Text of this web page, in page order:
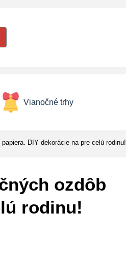
Vianočné trhy
DIY dekorácie na pre celú rodinu!
ozdôb
rodinu!